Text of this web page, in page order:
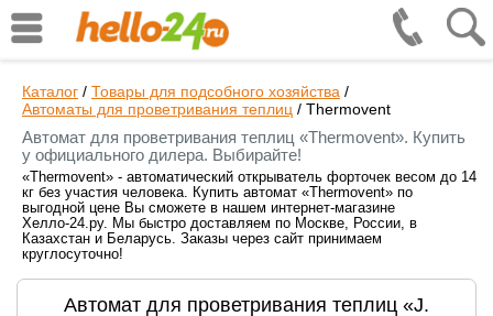
Каталог / Товары для подсобного хозяйства /
Автоматы для проветривания теплиц / Thermovent
Автомат для проветривания теплиц «Thermovent». Купить
у официального дилера. Выбирайте!
«Thermovent» - автоматический открыватель форточек весом до 14
кг без участия человека. Купить автомат «Thermovent» по
выгодной цене Вы сможете в нашем интернет-магазине
Хелло-24.ру. Мы быстро доставляем по Москве, России, в
Казахстан и Беларусь. Заказы через сайт принимаем
круглосуточно!
Автомат для проветривания теплиц «J.